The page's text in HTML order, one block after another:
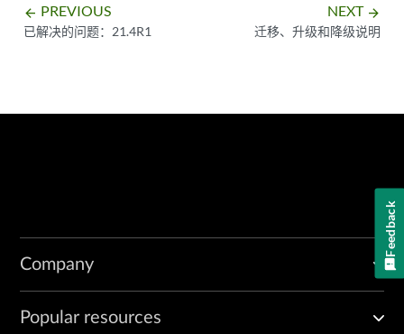
arrow_backward PREVIOUS
已解决的问题：21.4R1
NEXT arrow_forward
迁移、升级和降级说明
Company
Popular resources
Feedback